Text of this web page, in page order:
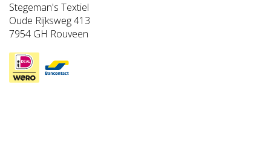
Stegeman's Textiel
Oude Rijksweg 413
7954 GH Rouveen